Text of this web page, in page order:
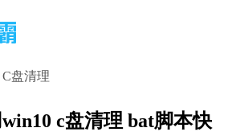
C盘清理
c盘清理 bat脚本快